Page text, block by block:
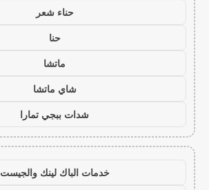
حناء شعر
حنا
ماتشا
شاي ماتشا
شدات ببجي تمارا
خدمات الباك لينك والجيست